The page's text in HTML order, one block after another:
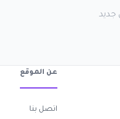
جديد
عن الموقع
اتصل بنا